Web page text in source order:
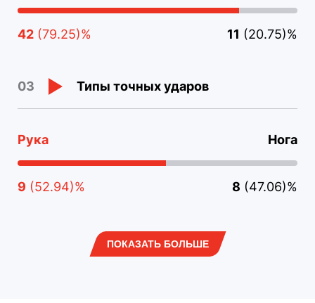
42 (79.25)% 11 (20.75)%
03 Типы точных ударов
Рука Нога
9 (52.94)% 8 (47.06)%
ПОКАЗАТЬ БОЛЬШЕ